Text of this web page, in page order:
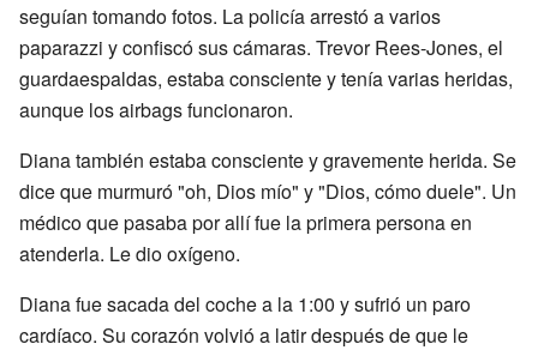
seguían tomando fotos. La policía arrestó a varios
paparazzi y confiscó sus cámaras. Trevor Rees-Jones, el
guardaespaldas, estaba consciente y tenía varias heridas,
aunque los airbags funcionaron.
Diana también estaba consciente y gravemente herida. Se
dice que murmuró "oh, Dios mío" y "Dios, cómo duele". Un
médico que pasaba por allí fue la primera persona en
atenderla. Le dio oxígeno.
Diana fue sacada del coche a la 1:00 y sufrió un paro
cardíaco. Su corazón volvió a latir después de que le